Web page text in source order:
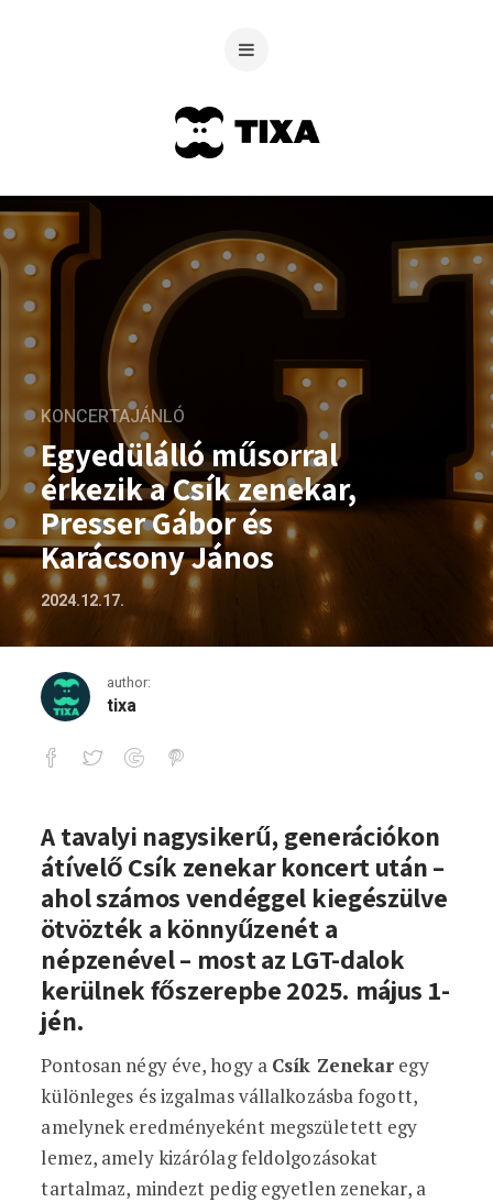
KONCERTAJÁNLÓ
Egyedülálló műsorral
érkezik a Csík zenekar,
Presser Gábor és
Karácsony János
2024.12.17.
author:
tixa
Egyedülálló műsorral érkezik a Csík
A tavalyi nagysikerű, generációkon
átívelő Csík zenekar koncert után –
ahol számos vendéggel kiegészülve
ötvözték a könnyűzenét a
népzenével – most az LGT-dalok
kerülnek főszerepbe 2025. május 1-
jén.
Pontosan négy éve, hogy a Csík Zenekar egy
különleges és izgalmas vállalkozásba fogott,
amelynek eredményeként megszületett egy
lemez, amely kizárólag feldolgozásokat
tartalmaz, mindezt pedig egyetlen zenekar, a